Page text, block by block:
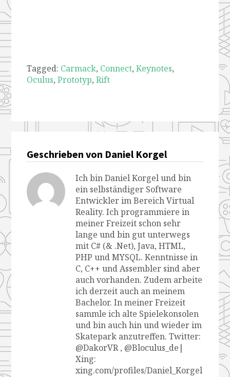
Tagged: Carmack, Connect,Keynotes,
Oculus,Prototyp,Rift
Geschrieben von Daniel Korgel
Ich bin Daniel Korgel und bin
ein selbständiger Software
Entwickler im Bereich Virtual
Reality. Ich programmiere in
meiner Freizeit schon sehr
lange und bin gut unterwegs
mit C# (& .Net), Java, HTML,
PHP und MYSQL. Kenntnisse in
C, C++ und Assembler sind aber
auch vorhanden. Zudem arbeite
ich derzeit auch an meinem
Bachelor. In meiner Freizeit
sammle ich alte Spielekonsolen
und bin auch hin und wieder im
Skatepark anzutreffen. Twitter:
@DakorVR , @Bloculus_de|
Xing:
xing.com/profiles/Daniel_Korgel